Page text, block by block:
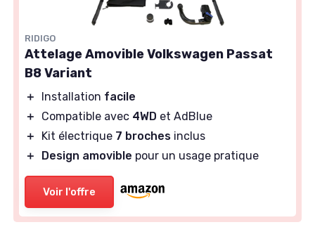
RIDIGO
Attelage Amovible Volkswagen Passat
B8 Variant
＋ Installation facile
＋
Compatible avec 4WD et AdBlue
＋
Kit électrique 7 broches inclus
＋
Design amovible pour un usage pratique
Voir l'offre